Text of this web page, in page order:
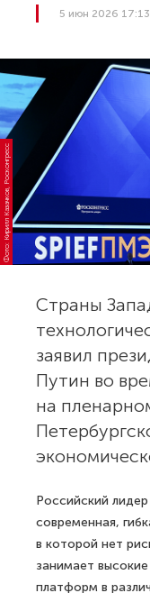
5 июн 2026 17:13
Фото: Кирилл Казачков, Росконгресс
Страны
заявил
Путин во
на
Российский
современная,
в которой нет
занимает
платформ в